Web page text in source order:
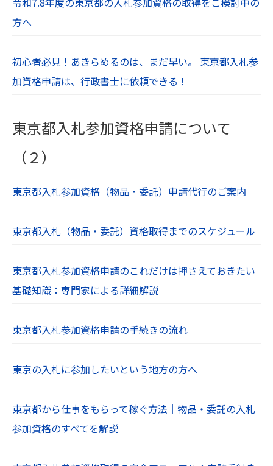
方へ
初心者必見！あきらめるのは、まだ早い。 東京都入札参
加資格申請は、行政書士に依頼できる！
東京都入札参加資格申請について
（２）
東京都入札参加資格（物品・委託）申請代行のご案内
東京都入札（物品・委託）資格取得までのスケジュール
東京都入札参加資格申請のこれだけは押さえておきたい
基礎知識：専門家による詳細解説
東京都入札参加資格申請の手続きの流れ
東京の入札に参加したいという地方の方へ
東京都から仕事をもらって稼ぐ方法｜物品・委託の入札
参加資格のすべてを解説